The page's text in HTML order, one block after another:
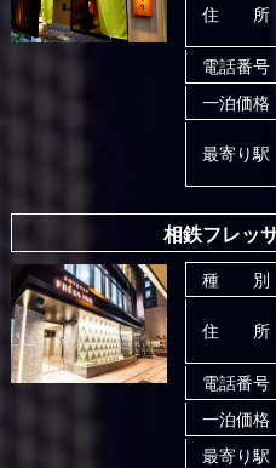
住 所
電話番号
一泊価格
最寄り駅
相鉄フレッ
種 別
住 所
電話番号
一泊価格
最寄り駅